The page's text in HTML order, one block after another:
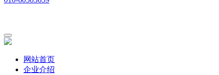
网站首页
企业介绍